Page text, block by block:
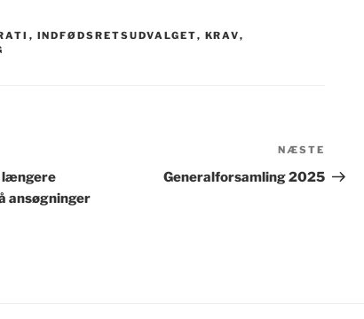
, INDFØDSRETSUDVALGET, KRAV,
længere
ansøgninger
indlæg
NÆSTE
Generalforsamling 2025